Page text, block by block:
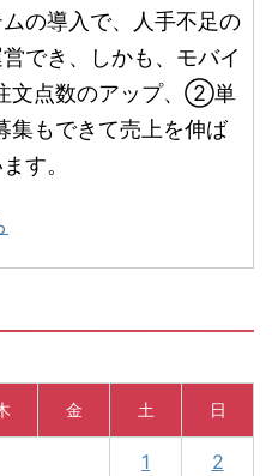
の導入で、人手不足の
でき、しかも、モバイ
文点数のアップ、②単
もできて売上を伸ば
す。
金 土 日
1 2